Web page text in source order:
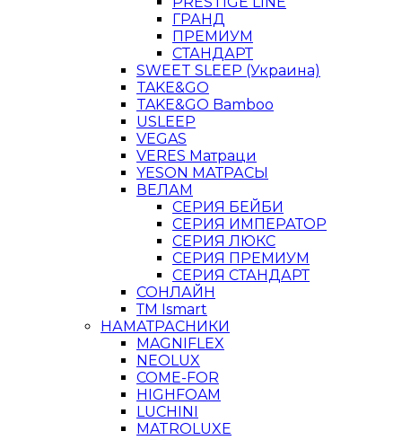
ГРАНД
ПРЕМИУМ
СТАНДАРТ
SWEET SLEEP (Украина)
TAKE&GO
TAKE&GO Bamboo
USLEEP
VEGAS
VERES Матраци
YESON МАТРАСЫ
ВЕЛАМ
СЕРИЯ БЕЙБИ
СЕРИЯ ИМПЕРАТОР
СЕРИЯ ЛЮКС
СЕРИЯ ПРЕМИУМ
СЕРИЯ СТАНДАРТ
СОНЛАЙН
ТМ Ismart
НАМАТРАСНИКИ
MAGNIFLEX
NEOLUX
COME-FOR
HIGHFOAM
LUCHINI
MATROLUXE